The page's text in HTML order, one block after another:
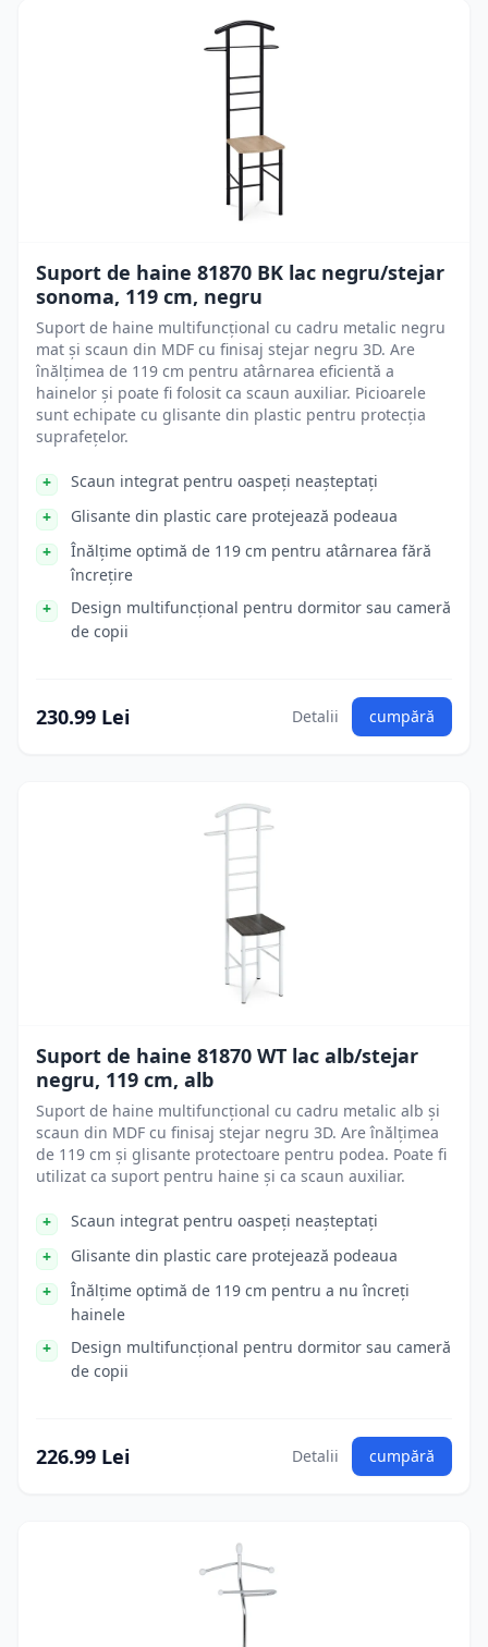
Suport de haine 81870 BK lac negru/stejar
sonoma, 119 cm, negru
Suport de haine multifuncțional cu cadru metalic negru
mat și scaun din MDF cu finisaj stejar negru 3D. Are
înălțimea de 119 cm pentru atârnarea eficientă a
hainelor și poate fi folosit ca scaun auxiliar. Picioarele
sunt echipate cu glisante din plastic pentru protecția
suprafețelor.
Scaun integrat pentru oaspeți neașteptați
Glisante din plastic care protejează podeaua
Înălțime optimă de 119 cm pentru atârnarea fără
încrețire
Design multifuncțional pentru dormitor sau cameră
de copii
230.99 Lei Detalii cumpără
Suport de haine 81870 WT lac alb/stejar
negru, 119 cm, alb
Suport de haine multifuncțional cu cadru metalic alb și
scaun din MDF cu finisaj stejar negru 3D. Are înălțimea
de 119 cm și glisante protectoare pentru podea. Poate fi
utilizat ca suport pentru haine și ca scaun auxiliar.
Scaun integrat pentru oaspeți neașteptați
Glisante din plastic care protejează podeaua
Înălțime optimă de 119 cm pentru a nu încreți
hainele
Design multifuncțional pentru dormitor sau cameră
de copii
226.99 Lei Detalii cumpără